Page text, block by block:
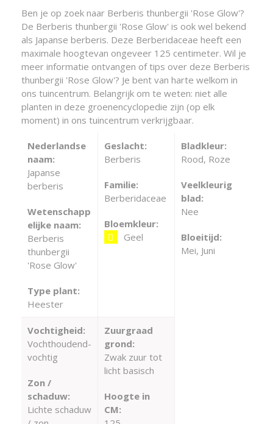
Ben je op zoek naar Berberis thunbergii 'Rose Glow'?
De Berberis thunbergii 'Rose Glow' is ook wel bekend
als Japanse berberis. Deze Berberidaceae heeft een
maximale hoogtevan ongeveer 125 centimeter. Wil je
meer informatie ontvangen of tips over deze Berberis
thunbergii 'Rose Glow'? Je bent van harte welkom in
ons tuincentrum. Belangrijk om te weten: niet alle
planten in deze groenencyclopedie zijn (op elk
moment) in ons tuincentrum verkrijgbaar.
Nederlandse
naam:
Japanse
berberis
Wetenschapp
elijke naam:
Berberis
thunbergii
'Rose Glow'
Type plant:
Heester
Geslacht:
Berberis
Familie:
Berberidaceae
Bloemkleur:
Geel
Bladkleur:
Rood, Roze
Veelkleurig
blad:
Nee
Bloeitijd:
Mei, Juni
Vochtigheid:
Vochthoudend-
vochtig
Zon /
schaduw:
Lichte schaduw
Zuurgraad
grond:
Zwak zuur tot
licht basisch
Hoogte in
CM: